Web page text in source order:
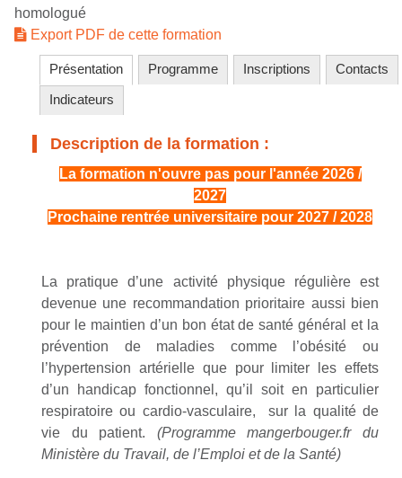
homologué
Export PDF de cette formation
Présentation Programme Inscriptions
Contacts
Indicateurs
Description de la formation :
La formation n'ouvre pas pour l'année 2026 /
2027
Prochaine rentrée universitaire pour 2027 / 2028
La pratique d’une activité physique régulière est
devenue une recommandation prioritaire aussi bien
pour le maintien d’un bon état de santé général et la
prévention de maladies comme l’obésité ou
l’hypertension artérielle que pour limiter les effets
d’un handicap fonctionnel, qu’il soit en particulier
respiratoire ou cardio-vasculaire,
sur la qualité de
vie du patient. (Programme mangerbouger.fr du
Ministère du Travail, de l’Emploi et de la Santé)